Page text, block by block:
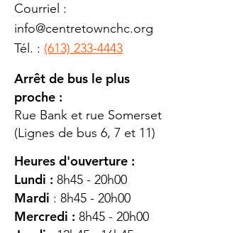
Courriel :
info@centretownchc.org
Tél. : (613) 233-4443
Arrêt de bus le plus
proche :
Rue Bank et rue Somerset
(Lignes de bus 6, 7 et 11)
Heures d'ouverture :
Lundi : 8h45 - 20h00
Mardi : 8h45 - 20h00
Mercredi : 8h45 - 20h00